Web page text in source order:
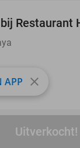
Uitverkocht!
Restaurant
APP close